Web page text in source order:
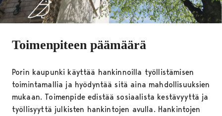
Toimenpiteen päämäärä
Porin kaupunki käyttää hankinnoilla työllistämisen
toimintamallia ja hyödyntää sitä aina mahdollisuuksien
mukaan. Toimenpide edistää sosiaalista kestävyyttä ja
työllisyyttä julkisten hankintojen avulla. Hankintojen